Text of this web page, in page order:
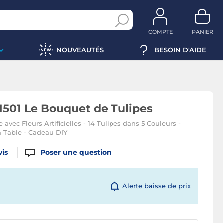
COMPTE PANIER
NOUVEAUTÉS BESOIN D'AIDE
Le Bouquet de Tulipes
Fleurs Artificielles - 14 Tulipes dans 5 Couleurs -
- Cadeau DIY
Poser une question
Alerte baisse de prix